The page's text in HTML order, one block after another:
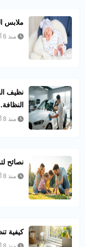
ملابس
منذ 6 أشهر
نظيف
منذ 8 أشهر
نصائح
منذ 8 أشهر
كيفية